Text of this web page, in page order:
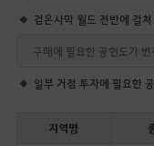
검은사막 월드 전반에 걸
구매에 필요한 공헌도가
일부 거점 투자에 필요한
지역명